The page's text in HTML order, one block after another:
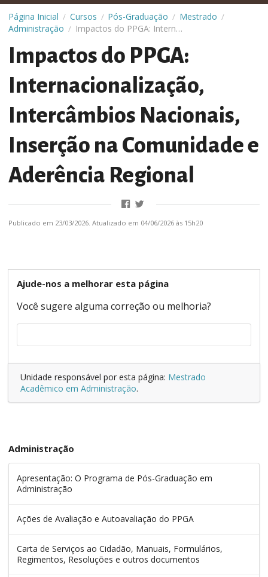
Página Inicial / Cursos / Pós-Graduação / Mestrado /
Administração / Impactos do PPGA: Internacionalização, Intercâmbios Nacionais, Inserção na Comunidade e Aderência Regional
Impactos do PPGA:
Internacionalização,
Intercâmbios Nacionais,
Inserção na Comunidade e
Aderência Regional
Publicado em 23/03/2026. Atualizado em 04/06/2026 às 15h20
Ajude-nos a melhorar esta página
Você sugere alguma correção ou melhoria?
Unidade responsável por esta página: Mestrado
Acadêmico em Administração.
Administração
Apresentação: O Programa de Pós-Graduação em
Administração
Ações de Avaliação e Autoavaliação do PPGA
Carta de Serviços ao Cidadão, Manuais, Formulários,
Regimentos, Resoluções e outros documentos